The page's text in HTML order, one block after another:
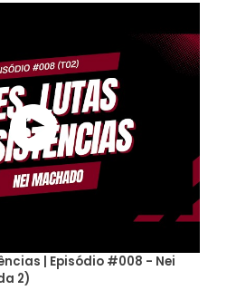
| Episódio #008 - Nei
2)